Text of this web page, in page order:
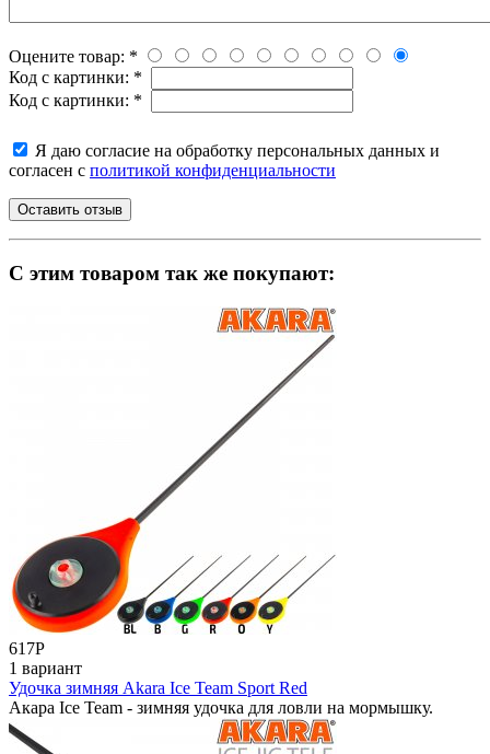
Оцените товар: *
Код с картинки: *
Код с картинки: *
Я даю согласие на обработку персональных данных и
согласен с политикой конфиденциальности
C этим товаром так же покупают:
617Р
1 вариант
Удочка зимняя Akara Ice Team Sport Red
Акара Ice Team - зимняя удочка для ловли на мормышку.